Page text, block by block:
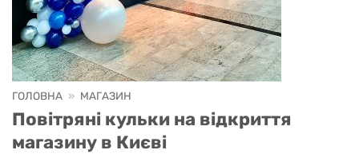
ГОЛОВНА » МАГАЗИН
Повітряні кульки на відкриття
магазину в Києві